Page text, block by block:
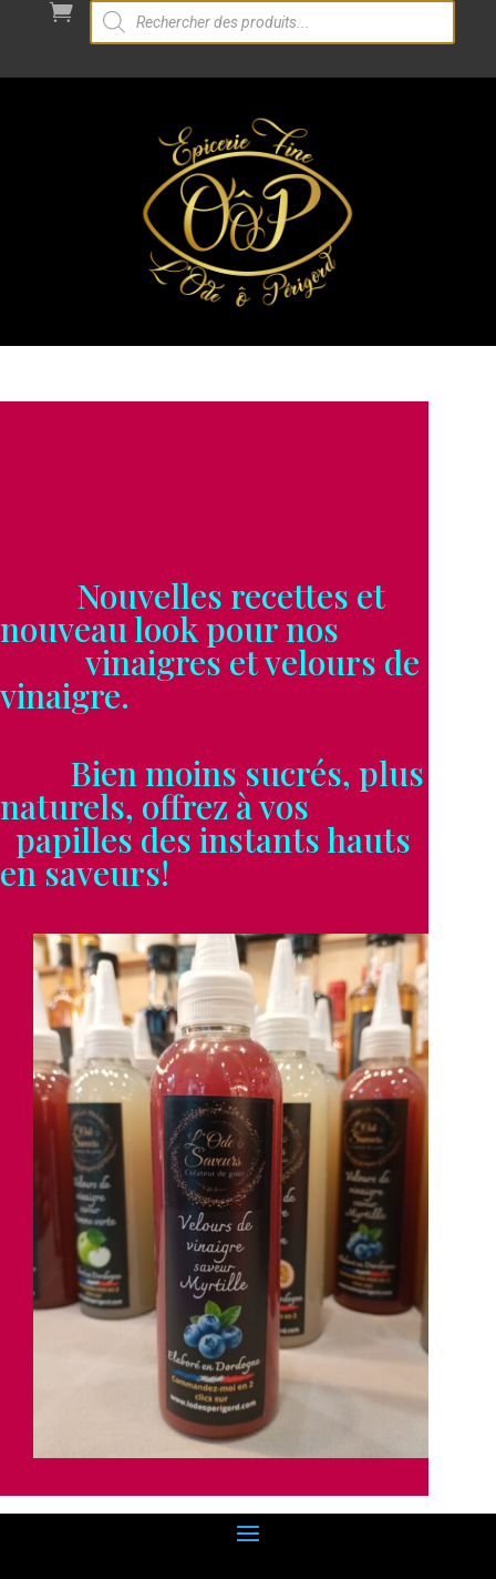

Recherche
de
Nouvelles recettes et
nouveau look pour nos
vinaigres et velours de
vinaigre.
Bien moins sucrés, plus
naturels, offrez à vos
papilles des instants hauts
en saveurs!